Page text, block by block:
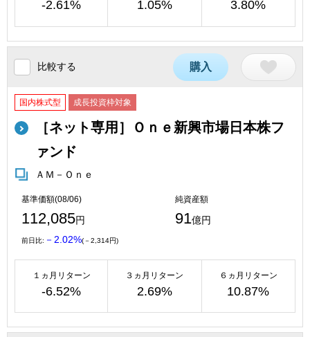
-2.61% 1.05% 3.80%
比較する 購入
国内株式型 成長投資枠対象
［ネット専用］Ｏｎｅ新興市場日本株フ
ァンド
ＡＭ－Ｏｎｅ
基準価額(08/06)
112,085円
純資産額
91億円
前日比: －2.02%(－2,314円)
１ヵ月リターン
-6.52%
３ヵ月リターン
2.69%
６ヵ月リターン
10.87%